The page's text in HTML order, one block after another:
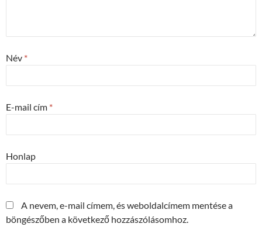
Név *
E-mail cím *
Honlap
A nevem, e-mail címem, és weboldalcímem mentése a
böngészőben a következő hozzászólásomhoz.